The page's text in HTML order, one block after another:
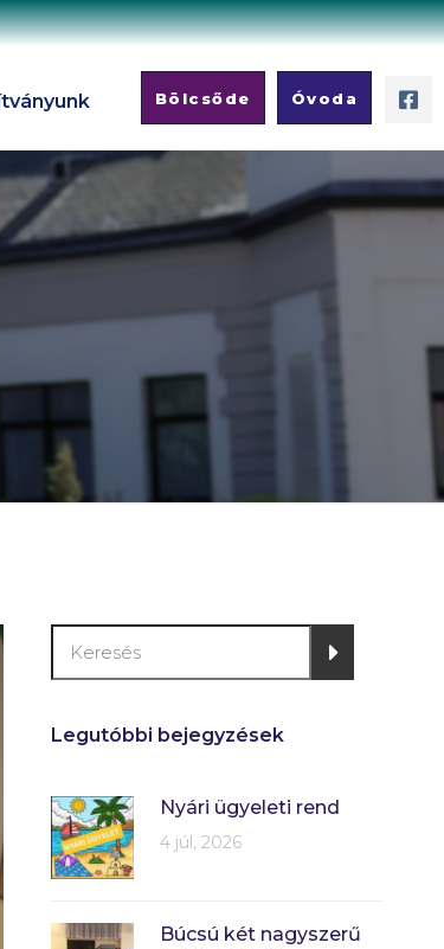
Bölcsőde Óvoda
Legutóbbi bejegyzések
Nyári ügyeleti rend
4 júl, 2026
Búcsú két nagyszerű